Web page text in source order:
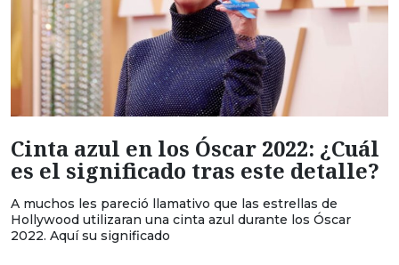
Cinta azul en los Óscar 2022: ¿Cuál
es el significado tras este detalle?
A muchos les pareció llamativo que las estrellas de
Hollywood utilizaran una cinta azul durante los Óscar
2022. Aquí su significado